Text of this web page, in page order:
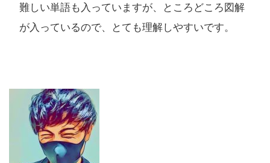
難しい単語も入っていますが、ところどころ図解
が入っているので、とても理解しやすいです。